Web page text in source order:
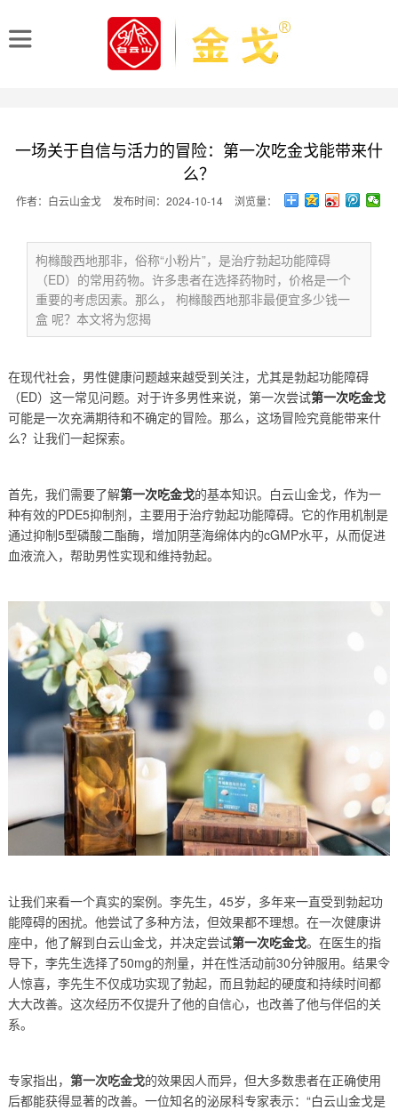
一场关于自信与活力的冒险：第一次吃金戈能带来什
么？
作者：白云山金戈 发布时间：2024-10-14 浏览量：
枸橼酸西地那非，俗称“小粉片”，是治疗勃起功能障碍
（ED）的常用药物。许多患者在选择药物时，价格是一个
重要的考虑因素。那么， 枸橼酸西地那非最便宜多少钱一
盒 呢？本文将为您揭
在现代社会，男性健康问题越来越受到关注，尤其是勃起功能障碍
（ED）这一常见问题。对于许多男性来说，第一次尝试第一次吃金戈
可能是一次充满期待和不确定的冒险。那么，这场冒险究竟能带来什
么？让我们一起探索。
首先，我们需要了解第一次吃金戈的基本知识。白云山金戈，作为一
种有效的PDE5抑制剂，主要用于治疗勃起功能障碍。它的作用机制是
通过抑制5型磷酸二酯酶，增加阴茎海绵体内的cGMP水平，从而促进
血液流入，帮助男性实现和维持勃起。
让我们来看一个真实的案例。李先生，45岁，多年来一直受到勃起功
能障碍的困扰。他尝试了多种方法，但效果都不理想。在一次健康讲
座中，他了解到白云山金戈，并决定尝试第一次吃金戈。在医生的指
导下，李先生选择了50mg的剂量，并在性活动前30分钟服用。结果令
人惊喜，李先生不仅成功实现了勃起，而且勃起的硬度和持续时间都
大大改善。这次经历不仅提升了他的自信心，也改善了他与伴侣的关
系。
专家指出， 第一次吃金戈的效果因人而异，但大多数患者在正确使用
后都能获得显著的改善。一位知名的泌尿科专家表示：“白云山金戈是